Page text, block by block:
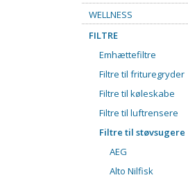
WELLNESS
FILTRE
Emhættefiltre
Filtre til frituregryder
Filtre til køleskabe
Filtre til luftrensere
Filtre til støvsugere
AEG
Alto Nilfisk